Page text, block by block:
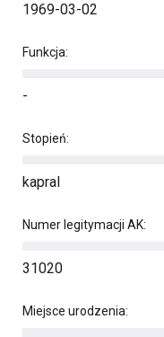
1969-03-02
Funkcja:
-
Stopień:
kapral
Numer legitymacji AK:
31020
Miejsce urodzenia: